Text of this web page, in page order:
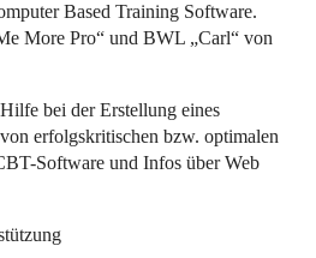
Based Training Software.
More Pro“ und BWL „Carl“ von
bei der Erstellung eines
erfolgskritischen bzw. optimalen
Software und Infos über Web